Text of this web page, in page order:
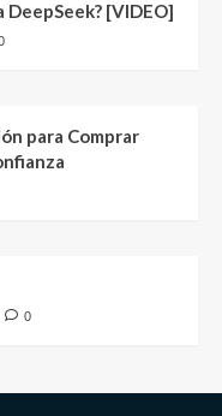
[VIDEO]
para Comprar
0